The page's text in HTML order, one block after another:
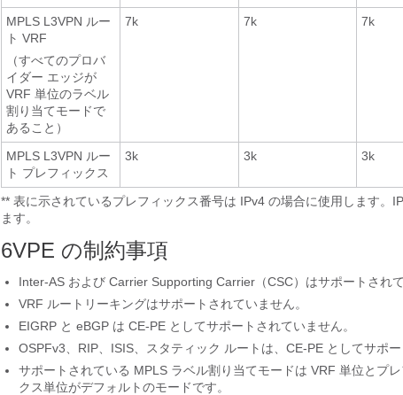
MPLS L3VPN ルー
ト VRF
（すべてのプロバ
イダー エッジが
VRF 単位のラベル
割り当てモードで
あること）
7k 7k 7k
MPLS L3VPN ルー
ト プレフィックス
3k 3k 3k
** 表に示されているプレフィックス番号は IPv4 の場合に使用します。
ます。
6VPE の制約事項
Inter-AS および Carrier Supporting Carrier（CSC）はサポートされて
VRF ルートリーキングはサポートされていません。
EIGRP と eBGP は CE-PE としてサポートされていません。
OSPFv3、RIP、ISIS、スタティック ルートは、CE-PE としてサポー
サポートされている MPLS ラベル割り当てモードは VRF 単位とプ
クス単位がデフォルトのモードです。